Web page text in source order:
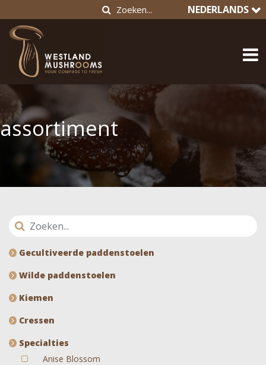
NEDERLANDS
assortiment
Gecultiveerde paddenstoelen
Wilde paddenstoelen
Kiemen
Cressen
Specialties
Anise Blossom